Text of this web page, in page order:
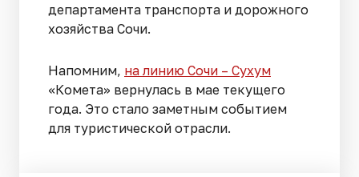
департамента транспорта и дорожного
хозяйства Сочи.
Напомним, на линию Сочи – Сухум
«Комета» вернулась в мае текущего
года. Это стало заметным событием
для туристической отрасли.